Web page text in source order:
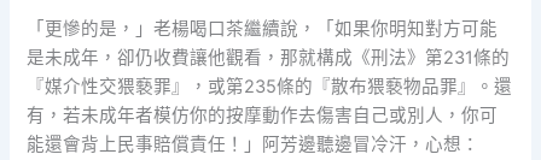
「更慘的是，」老楊喝口茶繼續說，「如果你明知對方可能
是未成年，卻仍收費讓他觀看，那就構成《刑法》第231條的
『媒介性交猥褻罪』，或第235條的『散布猥褻物品罪』。還
有，若未成年者模仿你的按摩動作去傷害自己或別人，你可
能還會背上民事賠償責任！」阿芳邊聽邊冒冷汗，心想：